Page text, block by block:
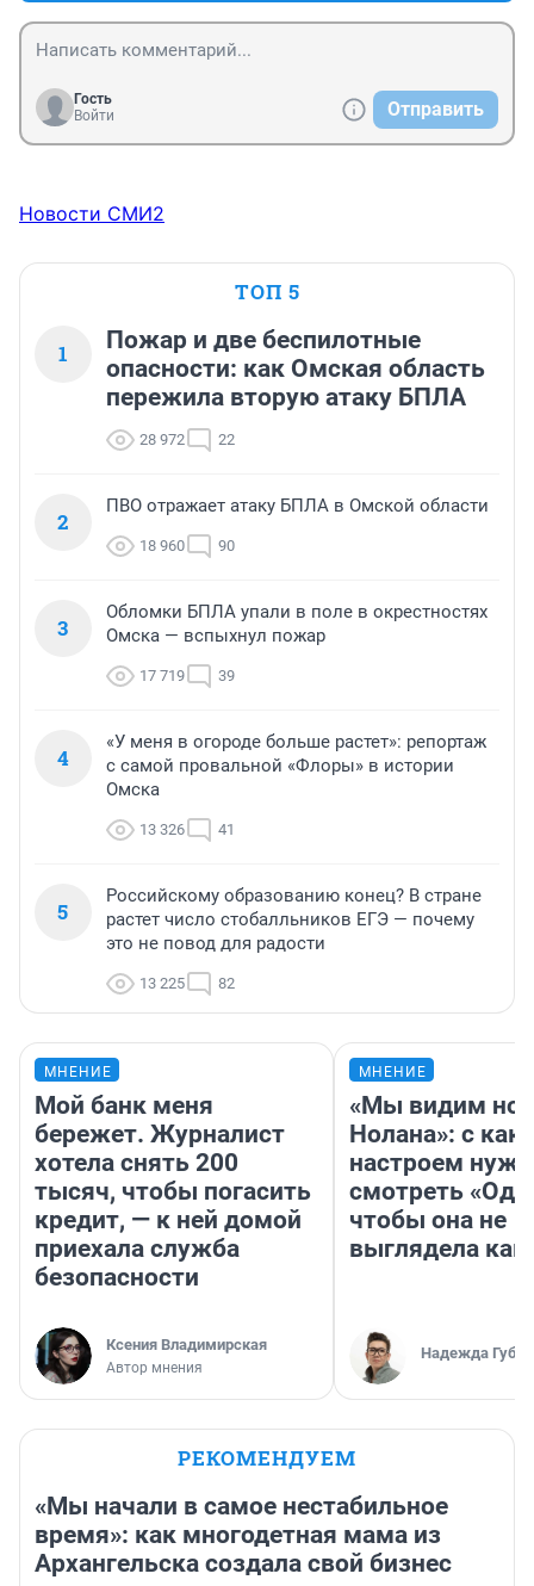
Гость
Войти
Отправить
Новости СМИ2
ТОП 5
1
Пожар и две беспилотные
опасности: как Омская область
пережила вторую атаку БПЛА
28 972 22
2
ПВО отражает атаку БПЛА в Омской области
18 960 90
3
Обломки БПЛА упали в поле в окрестностях
Омска — вспыхнул пожар
17 719 39
4
«У меня в огороде больше растет»: репортаж
с самой провальной «Флоры» в истории
Омска
13 326 41
5
Российскому образованию конец? В стране
растет число стобалльников ЕГЭ — почему
это не повод для радости
13 225 82
МНЕНИЕ
Мой банк меня
бережет. Журналист
хотела снять 200
тысяч, чтобы погасить
кредит, — к ней домой
приехала служба
безопасности
Ксения Владимирская
Автор мнения
МНЕНИЕ
«Мы видим
Нолана»: с
настроем
смотреть
чтобы она не
выглядела как
Надежда
РЕКОМЕНДУЕМ
«Мы начали в самое нестабильное
время»: как многодетная мама из
Архангельска создала свой бизнес